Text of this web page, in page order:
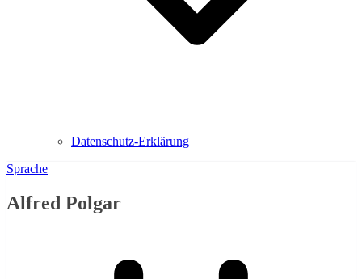
Datenschutz-Erklärung
Sprache
Alfred Polgar